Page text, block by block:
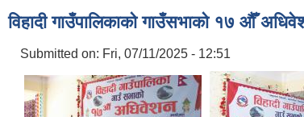
विहादी गाउँपालिकाको गाउँसभाको १७ औँ
Submitted on: Fri, 07/11/2025 - 12:51